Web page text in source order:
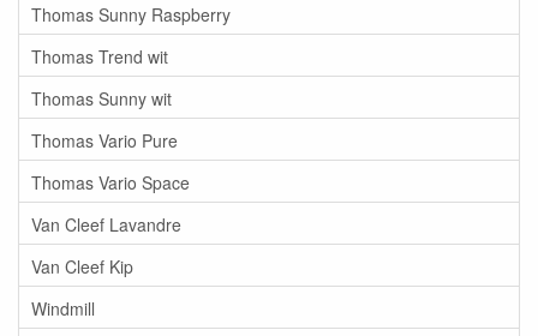
Thomas Sunny Raspberry
Thomas Trend wit
Thomas Sunny wit
Thomas Vario Pure
Thomas Vario Space
Van Cleef Lavandre
Van Cleef Kip
Windmill